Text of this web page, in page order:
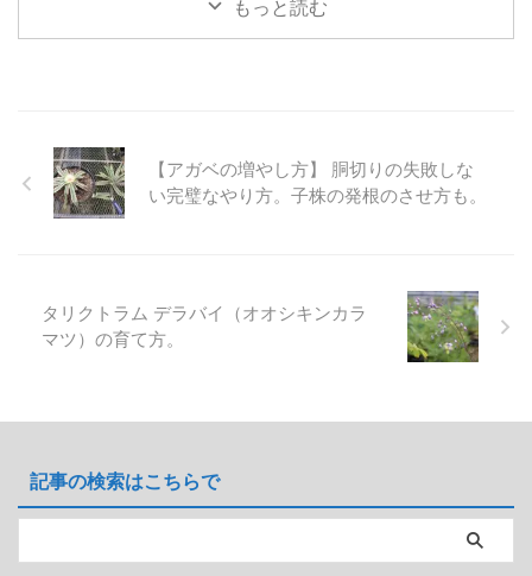
れが枯れる主な原因となります。
そのため、水はけの良い土壌で育
てることで防げます。 耐寒性は
優れていて、特に気をつけること
気をつけましょう。 本文のデー
タや写真等はすべて筆者自身の観
ヒマラヤのハニーサックル 分
類：スイカズラ科 ...
もっと読む
【アガベの増やし方】 胴切りの失敗しな
い完璧なやり方。子株の発根のさせ方も。
タリクトラム デラバイ（オオシキンカラ
マツ）の育て方。
記事の検索はこちらで